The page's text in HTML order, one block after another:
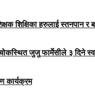
शिक्षिका हरुलाई स्तनपान र
जुजु फार्मेसीले ३ दिने
कार्यक्रम